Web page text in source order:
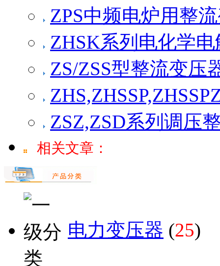
ZPS中频电炉用整
ZHSK系列电化学
ZS/ZSS型整流变压
ZSZ,ZSD系列调压
相关文章：
电力变压器 (25)